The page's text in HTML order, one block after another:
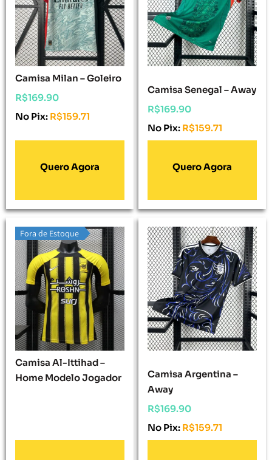
Camisa Milan – Goleiro
R$169.90
No Pix: R$159.71
Camisa Senegal – Away
R$169.90
No Pix: R$159.71
Fora de Estoque
Camisa Al-Ittihad –
Home Modelo Jogador
Camisa Argentina –
Away
R$169.90
No Pix: R$159.71